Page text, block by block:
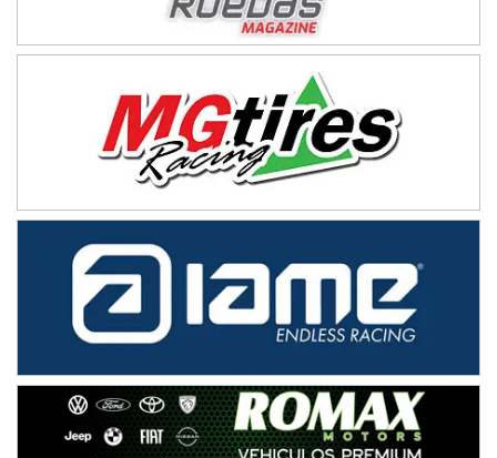
NORESTE SANTAFESINO - F6
Avellaneda (Santa Fe)
SUR SANTAFESINO - F4
José Samuel Sánchez (Tierra)
Rufino (Santa Fe)
TUCUMANO - F5
El Timbó (Tucumán)